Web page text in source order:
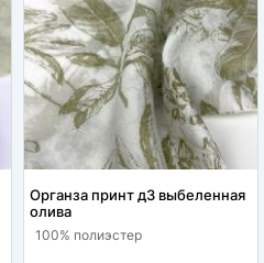
Органза принт д3 выбеленная
олива
100% полиэстер